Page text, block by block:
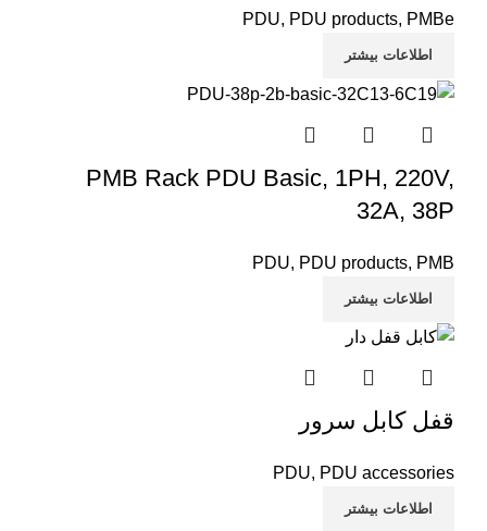
PDU, PDU products, PMBe
اطلاعات بیشتر
PMB Rack PDU Basic, 1PH, 220V,
32A, 38P
PDU, PDU products, PMB
اطلاعات بیشتر
قفل کابل سرور
PDU, PDU accessories
اطلاعات بیشتر